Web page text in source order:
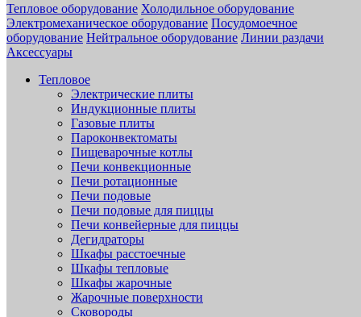
Тепловое оборудование Холодильное оборудование
Электромеханическое оборудование Посудомоечное
оборудование Нейтральное оборудование Линии раздачи
Аксессуары
Тепловое
Электрические плиты
Индукционные плиты
Газовые плиты
Пароконвектоматы
Пищеварочные котлы
Печи конвекционные
Печи ротационные
Печи подовые
Печи подовые для пиццы
Печи конвейерные для пиццы
Дегидраторы
Шкафы расстоечные
Шкафы тепловые
Шкафы жарочные
Жарочные поверхности
Сковороды